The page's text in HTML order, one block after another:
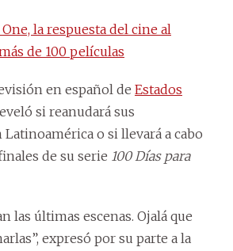
la respuesta del cine al
de 100 películas
en español de Estados
si reanudará sus
o si llevará a cabo
de su serie 100 Días para
las últimas escenas. Ojalá que
expresó por su parte a la